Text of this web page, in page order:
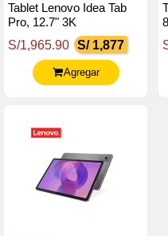
Tablet Lenovo Idea Tab
Pro, 12.7" 3K
(2944X1840) Ltps /
Glossy / Touch / Android
14 O Superior
S/1,965.90 S/ 1,877
Agregar